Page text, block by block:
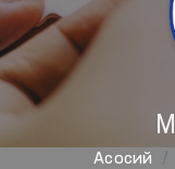
Aсосий